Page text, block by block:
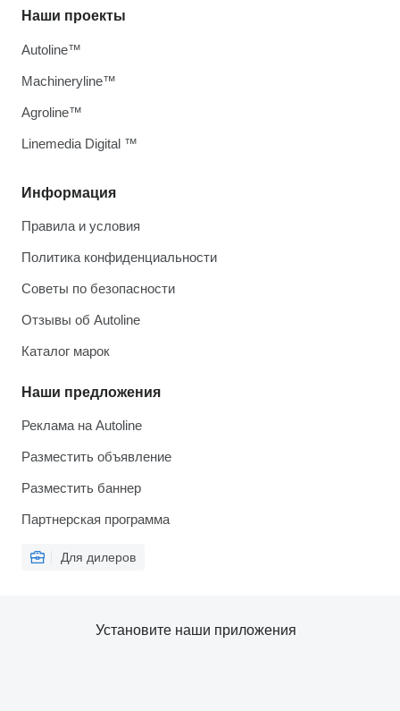
Информация
Правила и условия
Политика конфиденциальности
Советы по безопасности
Отзывы об Autoline
Каталог марок
Наши предложения
Реклама на Autoline
Разместить объявление
Разместить баннер
Партнерская программа
Для дилеров
Наши проекты
Autoline™
Machineryline™
Agroline™
Linemedia Digital ™
Установите наши приложения